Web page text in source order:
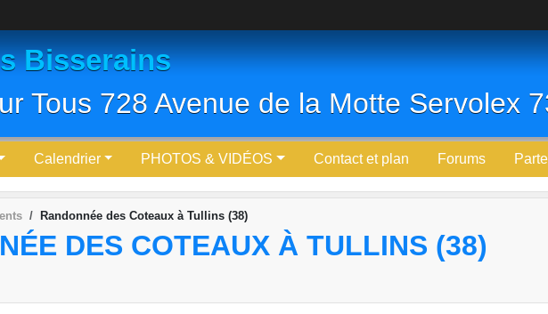
Bisserains
Tous 728 Avenue de la Motte Servolex
Calendrier PHOTOS & VIDÉOS Contact et plan Forums
Randonnée des Coteaux à Tullins (38)
DES COTEAUX À TULLINS (38)